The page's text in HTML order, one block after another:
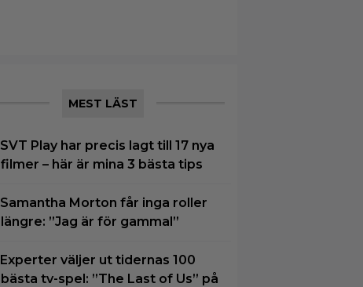
MEST LÄST
SVT Play har precis lagt till 17 nya
filmer – här är mina 3 bästa tips
Samantha Morton får inga roller
längre: ”Jag är för gammal”
Experter väljer ut tidernas 100
bästa tv-spel: ”The Last of Us” på